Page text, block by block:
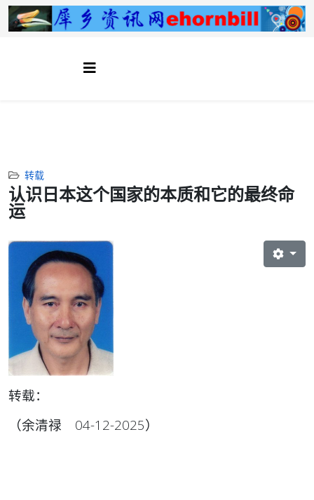
转载
认识日本这个国家的本质和它的最终命
运
转载：
（余清禄 04-12-2025）